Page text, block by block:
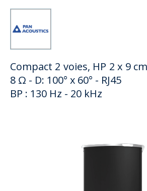
Compact 2 voies, HP 2 x 9
8 Ω - D: 100° x 60° - RJ45
BP : 130 Hz - 20 kHz